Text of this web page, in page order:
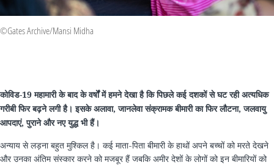
©Gates Archive/Mansi Midha
कोविड-19 महामारी के बाद के वर्षों में हमने देखा है कि पिछले कई दशकों से घट रही अत्यधिक
गरीबी फिर बढ़ने लगी है। इसके अलावा, जानलेवा संक्रामक बीमारी का फिर लौटना, जलवायु
आपदाएं, पुराने और नए युद्ध भी हैं।
अन्याय से लड़ना बहुत मुश्किल है। कई माता-पिता बीमारी के हाथों अपने बच्चों को मरते देखने
और उनका अंतिम संस्कार करने को मजबूर हैं जबकि अमीर देशों के लोगों को इन बीमारियों को